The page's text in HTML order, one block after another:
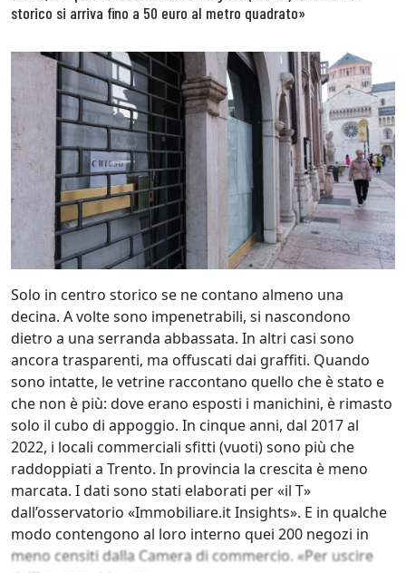
storico si arriva fino a 50 euro al metro quadrato»
Solo in centro storico se ne contano almeno una
decina. A volte sono impenetrabili, si nascondono
dietro a una serranda abbassata. In altri casi sono
ancora trasparenti, ma offuscati dai graffiti. Quando
sono intatte, le vetrine raccontano quello che è stato e
che non è più: dove erano esposti i manichini, è rimasto
solo il cubo di appoggio. In cinque anni, dal 2017 al
2022, i locali commerciali sfitti (vuoti) sono più che
raddoppiati a Trento. In provincia la crescita è meno
marcata. I dati sono stati elaborati per «il T»
dall’osservatorio «Immobiliare.it Insights». E in qualche
modo contengono al loro interno quei 200 negozi in
meno censiti dalla Camera di commercio. «Per uscire